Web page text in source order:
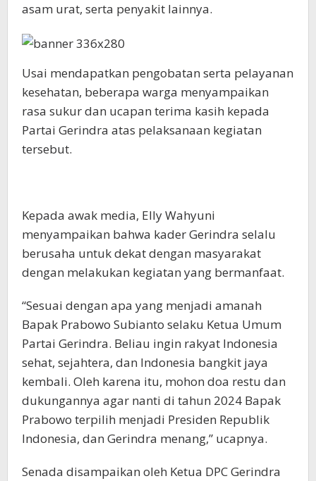
asam urat, serta penyakit lainnya.
Usai mendapatkan pengobatan serta pelayanan
kesehatan, beberapa warga menyampaikan
rasa sukur dan ucapan terima kasih kepada
Partai Gerindra atas pelaksanaan kegiatan
tersebut.
Kepada awak media, Elly Wahyuni
menyampaikan bahwa kader Gerindra selalu
berusaha untuk dekat dengan masyarakat
dengan melakukan kegiatan yang bermanfaat.
“Sesuai dengan apa yang menjadi amanah
Bapak Prabowo Subianto selaku Ketua Umum
Partai Gerindra. Beliau ingin rakyat Indonesia
sehat, sejahtera, dan Indonesia bangkit jaya
kembali. Oleh karena itu, mohon doa restu dan
dukungannya agar nanti di tahun 2024 Bapak
Prabowo terpilih menjadi Presiden Republik
Indonesia, dan Gerindra menang,” ucapnya.
Senada disampaikan oleh Ketua DPC Gerindra